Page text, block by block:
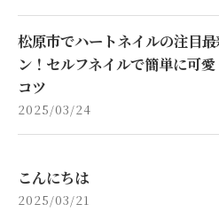
松原市でハートネイルの注目最
ン！セルフネイルで簡単に可
コツ
2025/03/24
こんにちは
2025/03/21